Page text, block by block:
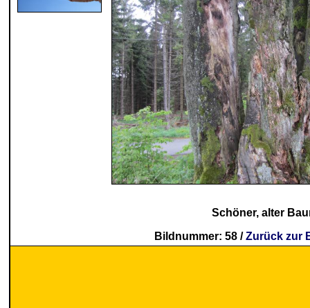
Schöner, alter
Bildnummer: 58 /Zurück zur